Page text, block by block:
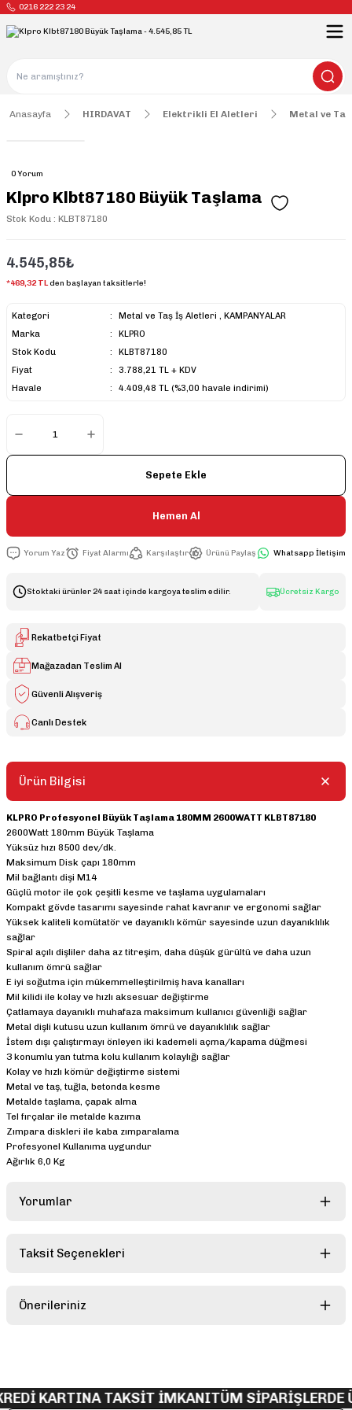
0216 222 23 24
Anasayfa HIRDAVAT Elektrikli El Aletleri Metal ve
0 Yorum
Klpro Klbt87180 Büyük Taşlama
Stok Kodu : KLBT87180
4.545,85₺
*469,32 TLden başlayan taksitlerle!
Kategori Metal ve Taş İş Aletleri ,KAMPANYALAR
Marka
KLPRO
Stok Kodu
KLBT87180
Fiyat
3.788,21 TL + KDV
Havale
4.409,48 TL (%3,00 havale indirimi)
Sepete Ekle
Hemen Al
Yorum Yaz Fiyat Alarmı Karşılaştır Ürünü Paylaş Whatsapp İletişim
Stoktaki ürünler 24 saat içinde kargoya teslim edilir. Ücretsiz Kargo
Rekatbetçi Fiyat
Mağazadan Teslim Al
Güvenli Alışveriş
Canlı Destek
Ürün Bilgisi
KLPRO Profesyonel Büyük Taşlama 180MM 2600WATT KLBT87180
2600Watt 180mm Büyük Taşlama
Yüksüz hızı 8500 dev/dk.
Maksimum Disk çapı 180mm
Mil bağlantı dişi M14
Güçlü motor ile çok çeşitli kesme ve taşlama uygulamaları
Kompakt gövde tasarımı sayesinde rahat kavranır ve ergonomi sağlar
Yüksek kaliteli komütatör ve dayanıklı kömür sayesinde uzun dayanıklılık
sağlar
Spiral açılı dişliler daha az titreşim, daha düşük gürültü ve daha uzun
kullanım ömrü sağlar
E iyi soğutma için mükemmelleştirilmiş hava kanalları
Mil kilidi ile kolay ve hızlı aksesuar değiştirme
Çatlamaya dayanıklı muhafaza maksimum kullanıcı güvenliği sağlar
Metal dişli kutusu uzun kullanım ömrü ve dayanıklılık sağlar
İstem dışı çalıştırmayı önleyen iki kademeli açma/kapama düğmesi
3 konumlu yan tutma kolu kullanım kolaylığı sağlar
Kolay ve hızlı kömür değiştirme sistemi
Metal ve taş, tuğla, betonda kesme
Metalde taşlama, çapak alma
Tel fırçalar ile metalde kazıma
Zımpara diskleri ile kaba zımparalama
Profesyonel Kullanıma uygundur
Ağırlık 6,0 Kg
Yorumlar
Taksit Seçenekleri
Önerileriniz
Görüş ve önerileriniz için teşekkür ederiz.
KARTINA TAKSİT İMKANITÜM SİPARİŞLERDE